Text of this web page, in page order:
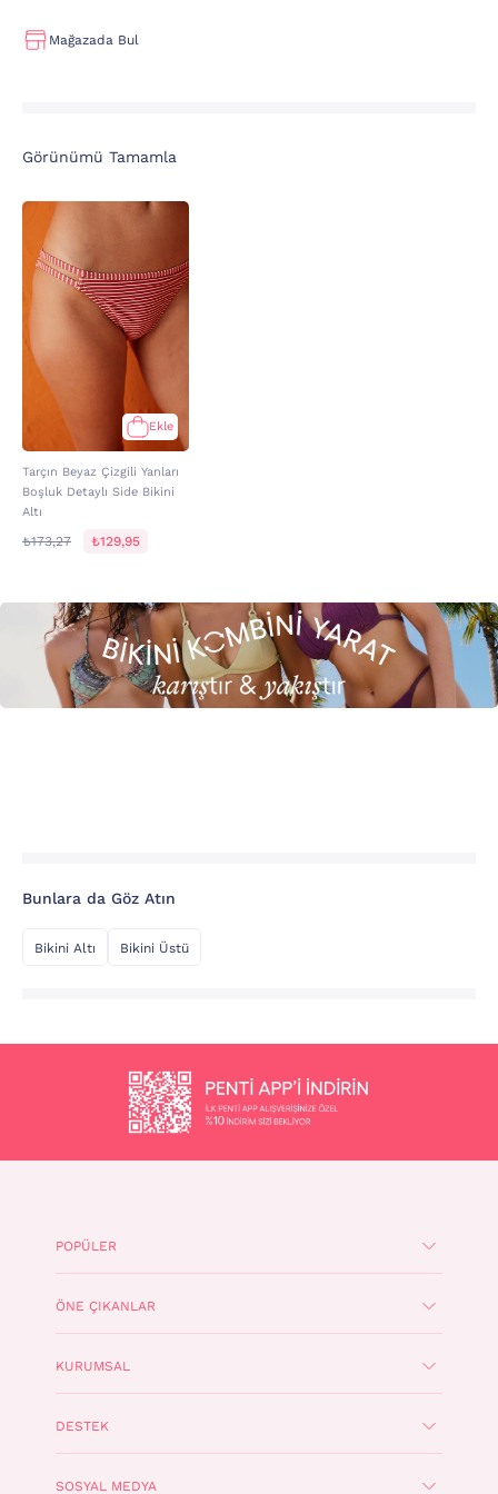
Mağazada Bul
Görünümü Tamamla
Ekle
Tarçın Beyaz Çizgili Yanları
Boşluk Detaylı Side Bikini
Altı
₺173,27 ₺129,95
Bunlara da Göz Atın
Bikini Altı Bikini Üstü
POPÜLER
ÖNE ÇIKANLAR
KURUMSAL
DESTEK
SOSYAL MEDYA